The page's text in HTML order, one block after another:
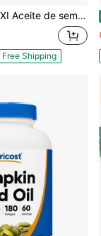
3500mg de máxima potencia por porción, 60 cápsulas blandas, prensado en frío con ácidos grasos esenciales y fitoesteroles, apoya el sistema inmunológico y la salud del cabello
Free Shipping